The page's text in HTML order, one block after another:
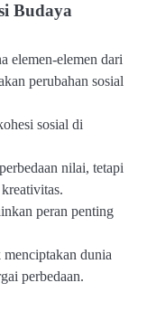
Budaya
elemen-elemen dari
perubahan sosial
sosial di
nilai, tetapi
peran penting
dunia
perbedaan.